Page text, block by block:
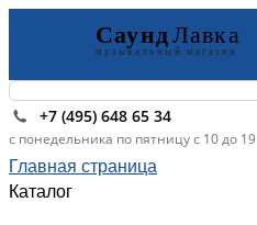
+7 (495) 648 65 34
с понедельника по пятницу с 10 до 19
Главная страница
Каталог